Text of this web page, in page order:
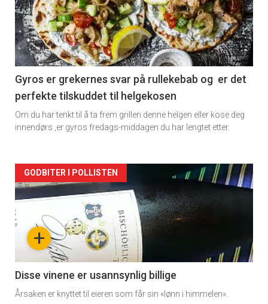
akkurat
nå
-
2
Gyros er grekernes svar på rullekebab og er det
perfekte tilskuddet til helgekosen
Om du har tenkt til å ta frem grillen denne helgen eller kose deg
innendørs ,er gyros fredags-middagen du har lengtet etter.
Forsiden
akkurat
nå
3
+
GODBITER I POLLISTEN
Disse vinene er usannsynlig billige
Årsaken er knyttet til eieren som får sin «lønn i himmelen».